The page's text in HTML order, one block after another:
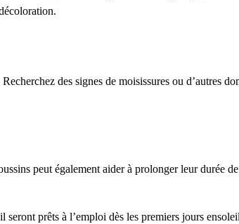
des signes de moisissures ou d’autres
peut également aider à prolonger leur durée
prêts à l’emploi dès les premiers jours